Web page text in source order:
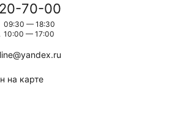
70-00
09:30 — 18:30
10:00 — 17:00
на карте